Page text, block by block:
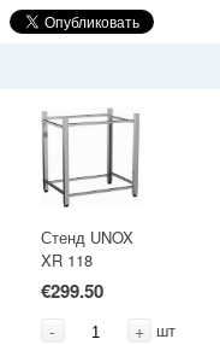
Стенд UNOX
XR 118
€299.50
- + шт